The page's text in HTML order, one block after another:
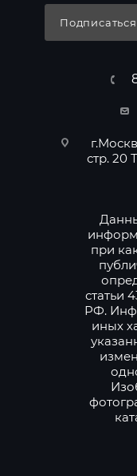
стр. 20
при
статьи
РФ.
иных